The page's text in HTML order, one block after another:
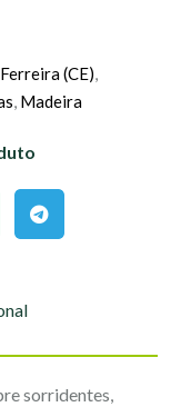
(CE),
, Madeira
sorridentes,